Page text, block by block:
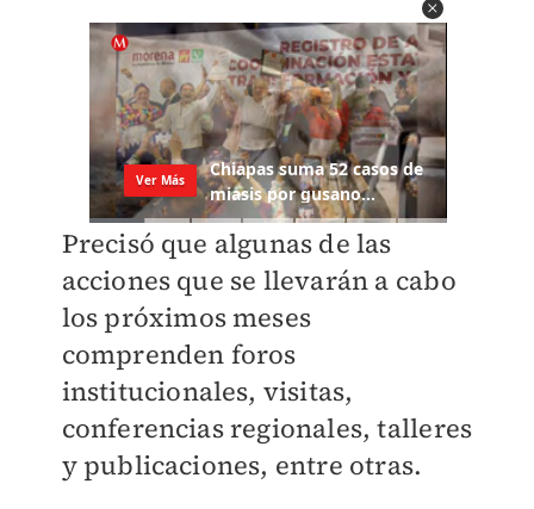
Precisó que algunas de las
acciones que se llevarán a cabo
los próximos meses
comprenden foros
institucionales, visitas,
conferencias regionales, talleres
y publicaciones, entre otras.